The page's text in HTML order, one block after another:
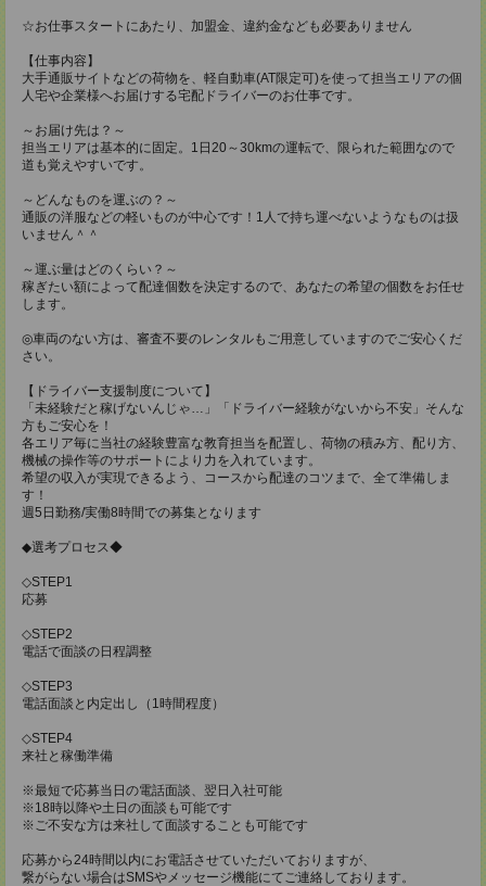
☆お仕事スタートにあたり、加盟金、違約金なども必要ありません
【仕事内容】
大手通販サイトなどの荷物を、軽自動車(AT限定可)を使って担当エリアの個
人宅や企業様へお届けする宅配ドライバーのお仕事です。
～お届け先は？～
担当エリアは基本的に固定。1日20～30kmの運転で、限られた範囲なので
道も覚えやすいです。
～どんなものを運ぶの？～
通販の洋服などの軽いものが中心です！1人で持ち運べないようなものは扱
いません＾＾
～運ぶ量はどのくらい？～
稼ぎたい額によって配達個数を決定するので、あなたの希望の個数をお任せ
します。
◎車両のない方は、審査不要のレンタルもご用意していますのでご安心くだ
さい。
【ドライバー支援制度について】
「未経験だと稼げないんじゃ…」「ドライバー経験がないから不安」そんな
方もご安心を！
各エリア毎に当社の経験豊富な教育担当を配置し、荷物の積み方、配り方、
機械の操作等のサポートにより力を入れています。
希望の収入が実現できるよう、コースから配達のコツまで、全て準備しま
す！
週5日勤務/実働8時間での募集となります
◆選考プロセス◆
◇STEP1
応募
◇STEP2
電話で面談の日程調整
◇STEP3
電話面談と内定出し（1時間程度）
◇STEP4
来社と稼働準備
※最短で応募当日の電話面談、翌日入社可能
※18時以降や土日の面談も可能です
※ご不安な方は来社して面談することも可能です
応募から24時間以内にお電話させていただいておりますが、
繋がらない場合はSMSやメッセージ機能にてご連絡しております。